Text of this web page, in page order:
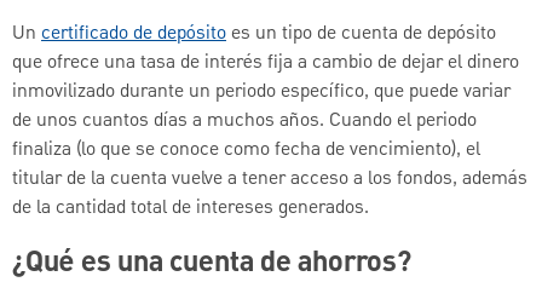
Un certificado de depósitoes un tipo de cuenta de depósito
que ofrece una tasa de interés fija a cambio de dejar el dinero
inmovilizado durante un periodo específico, que puede variar
de unos cuantos días a muchos años. Cuando el periodo
finaliza (lo que se conoce como fecha de vencimiento), el
titular de la cuenta vuelve a tener acceso a los fondos, además
de la cantidad total de intereses generados.
¿Qué es una cuenta de ahorros?